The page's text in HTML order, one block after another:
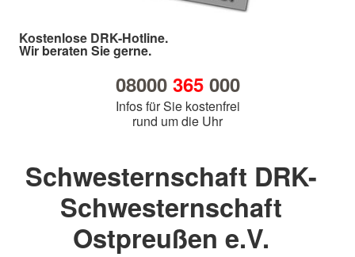
Kostenlose DRK-Hotline.
Wir beraten Sie gerne.
08000 365000
Infos für Sie kostenfrei
rund um die Uhr
Schwesternschaft DRK-
Schwesternschaft
Ostpreußen e.V.